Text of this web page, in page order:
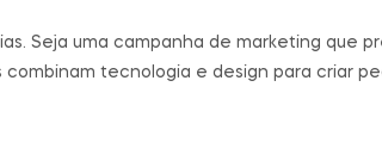
Seja uma campanha de marketing que
tecnologia e design para criar